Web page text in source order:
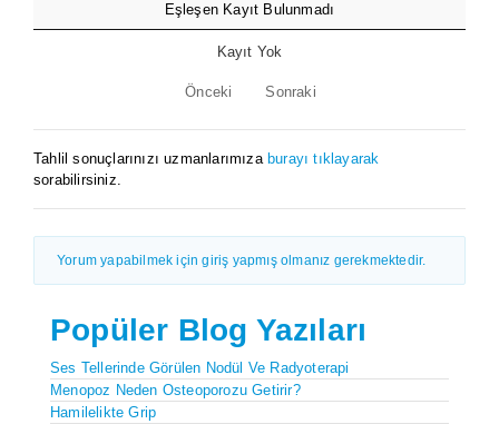
Eşleşen Kayıt Bulunmadı
Kayıt Yok
Önceki Sonraki
Tahlil sonuçlarınızı uzmanlarımıza burayı tıklayarak
sorabilirsiniz.
Yorum yapabilmek için giriş yapmış olmanız gerekmektedir.
Popüler Blog Yazıları
Ses Tellerinde Görülen Nodül Ve Radyoterapi
Menopoz Neden Osteoporozu Getirir?
Hamilelikte Grip